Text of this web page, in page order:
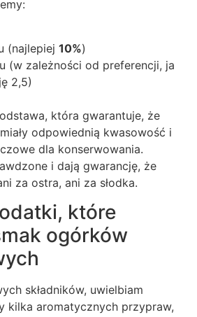
(najlepiej 10%)
(w zależności od preferencji, ja
2,5)
która gwarantuje, że
odpowiednią kwasowość i
dla konserwowania.
i dają gwarancję, że
za ostra, ani za słodka.
które
ogórków
składników, uwielbiam
kilka aromatycznych przypraw,